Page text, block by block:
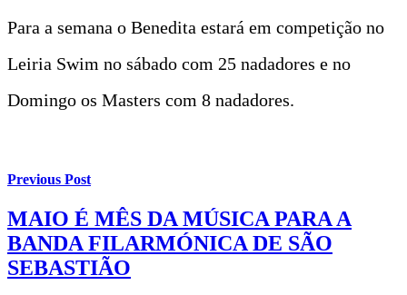
Para a semana o Benedita estará em competição no
Leiria Swim no sábado com 25 nadadores e no
Domingo os Masters com 8 nadadores.
Previous Post
MAIO É MÊS DA MÚSICA PARA A
BANDA FILARMÓNICA DE SÃO
SEBASTIÃO